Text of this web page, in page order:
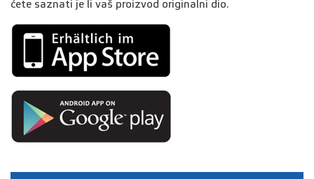
ćete saznati je li vaš proizvod originalni dio.